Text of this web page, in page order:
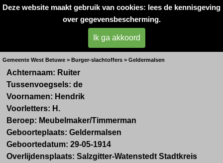
Deze website maakt gebruik van cookies: lees de kennisgeving
over gegevensbescherming.
Ik ga akkoord
Oorlogsslachtoffers
West- Betuwe
Gemeente West Betuwe > Burger-slachtoffers > Geldermalsen
Achternaam: Ruiter
Tussenvoegsels: de
Voornamen: Hendrik
Voorletters: H.
Beroep: Meubelmaker/Timmerman
Geboorteplaats: Geldermalsen
Geboortedatum: 29-05-1914
Overlijdensplaats: Salzgitter-Watenstedt Stadtkreis